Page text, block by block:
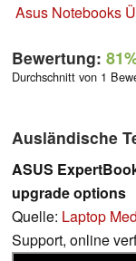
Asus Notebooks
Bewertung:
Durchschnitt von 1
Ausländische
ASUS
upgrade options
Quelle: Laptop
Support, online